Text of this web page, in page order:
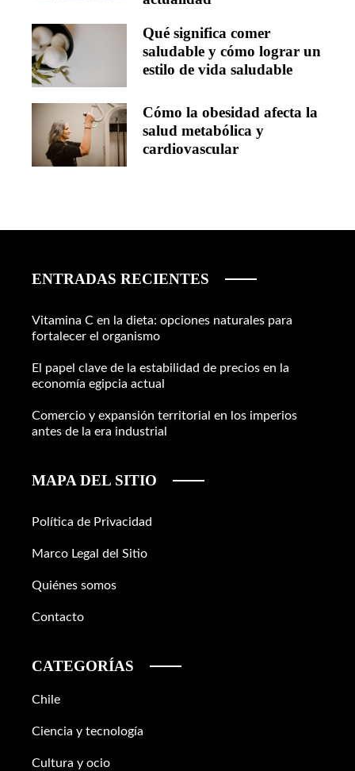
Qué significa comer
saludable y cómo lograr un
estilo de vida saludable
Cómo la obesidad afecta la
salud metabólica y
cardiovascular
ENTRADAS RECIENTES
Vitamina C en la dieta: opciones naturales para
fortalecer el organismo
El papel clave de la estabilidad de precios en la
economía egipcia actual
Comercio y expansión territorial en los imperios
antes de la era industrial
MAPA DEL SITIO
Política de Privacidad
Marco Legal del Sitio
Quiénes somos
Contacto
CATEGORÍAS
Chile
Ciencia y tecnología
Cultura y ocio